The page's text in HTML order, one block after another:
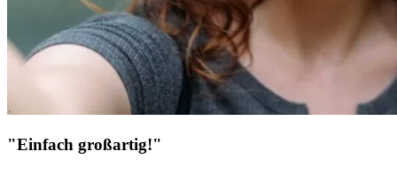
"Einfach großartig!"